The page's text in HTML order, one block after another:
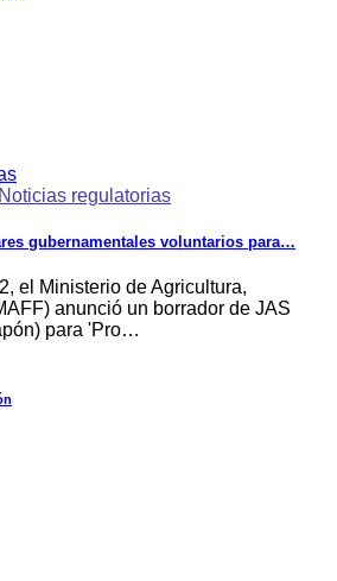
Noticias regulatorias
gubernamentales voluntarios para…
el Ministerio de Agricultura,
anunció un borrador de JAS
para 'Pro…